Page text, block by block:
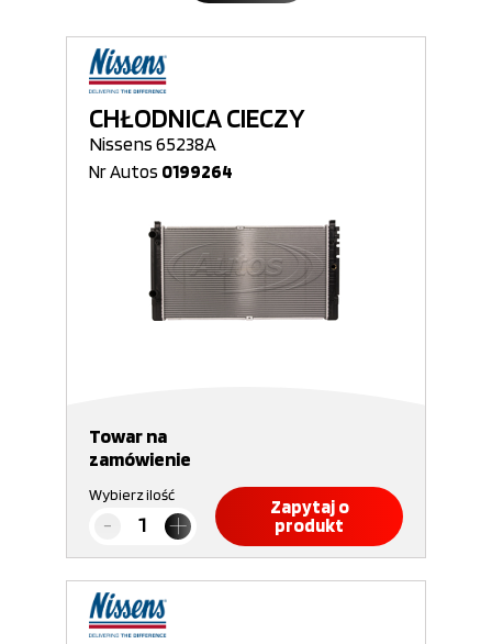
CHŁODNICA CIECZY
Nissens 65238A
Nr Autos 0199264
Towar na
zamówienie
Wybierz ilość
Zapytaj o
produkt